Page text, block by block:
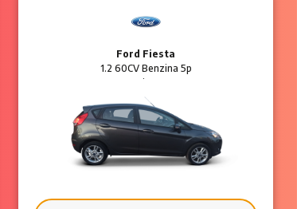
Ford Fiesta
1.2 60CV Benzina 5p
Business